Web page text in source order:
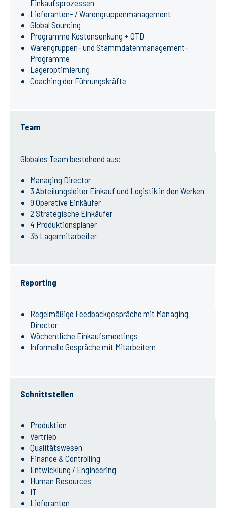
Einkaufsprozessen
Lieferanten- / Warengruppenmanagement
Global Sourcing
Programme Kostensenkung + OTD
Warengruppen- und Stammdatenmanagement-
Programme
Lageroptimierung
Coaching der Führungskräfte
Team
Globales Team bestehend aus:
Managing Director
3 Abteilungsleiter Einkauf und Logistik in den Werken
9 Operative Einkäufer
2 Strategische Einkäufer
4 Produktionsplaner
35 Lagermitarbeiter
Reporting
Regelmäßige Feedbackgespräche mit Managing
Director
Wöchentliche Einkaufsmeetings
Informelle Gespräche mit Mitarbeitern
Schnittstellen
Produktion
Vertrieb
Qualitätswesen
Finance & Controlling
Entwicklung / Engineering
Human Resources
IT
Lieferanten